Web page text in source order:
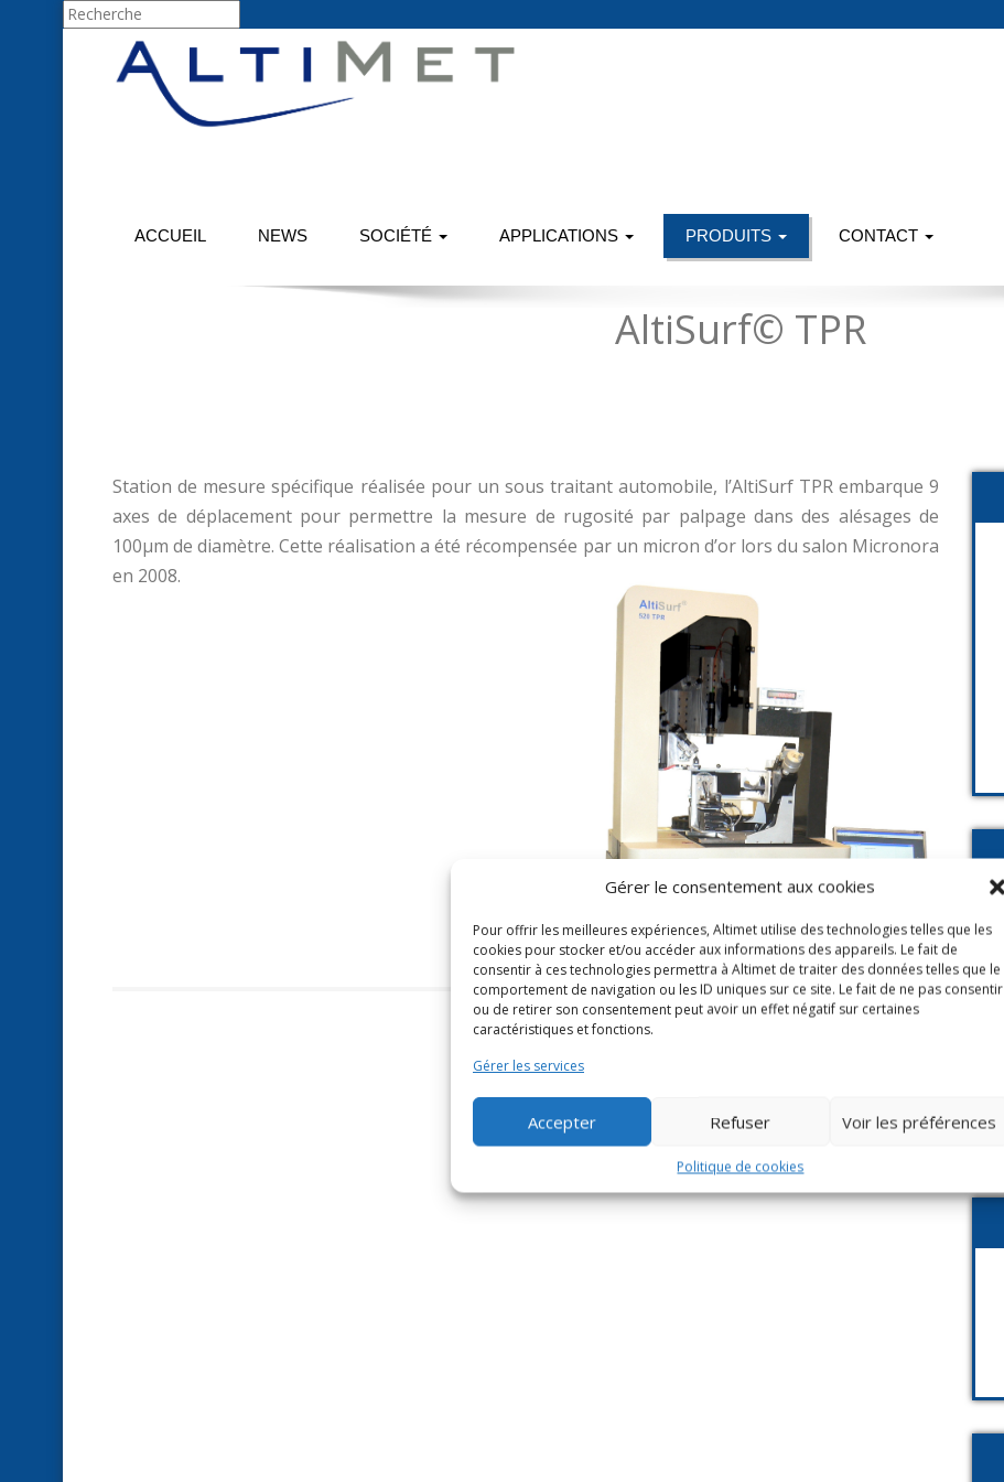
Gérer le consentement aux cookies
Pour offrir les meilleures expériences, Altimet utilise des technologies telles que les
cookies pour stocker et/ou accéder aux informations des appareils. Le fait de
consentir à ces technologies permettra à Altimet de traiter des données telles que le
comportement de navigation ou les ID uniques sur ce site. Le fait de ne pas consentir
ou de retirer son consentement peut avoir un effet négatif sur certaines
caractéristiques et fonctions.
Gérer les services
Accepter Refuser Voir les préférences
Politique de cookies
ACCUEIL NEWS SOCIÉTÉ APPLICATIONS PRODUITS CONTACT
AltiSurf© TPR
Station de mesure spécifique réalisée pour un sous traitant automobile, l’AltiSurf TPR embarque 9
axes de déplacement pour permettre la mesure de rugosité par palpage dans des alésages de
100µm de diamètre. Cette réalisation a été récompensée par un micron d’or lors du salon Micronora
en 2008.